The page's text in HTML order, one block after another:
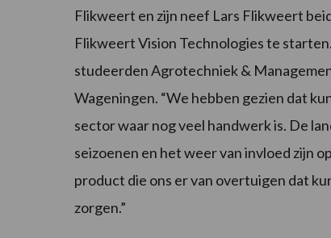
Flikweert en zijn neef Lars Flikweert
Flikweert Vision Technologies te
studeerden Agrotechniek &
Wageningen. “We hebben gezien dat
sector waar nog veel handwerk is. De
seizoenen en het weer van invloed zijn
product die ons er van overtuigen dat
zorgen.”